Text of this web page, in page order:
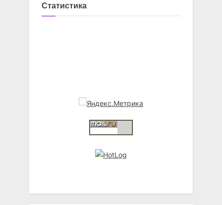
Статистика